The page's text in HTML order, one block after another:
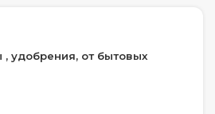
удобрения, от бытовых